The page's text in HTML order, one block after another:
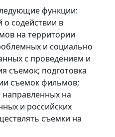
функции:
содействии в
на территории
и социально
с проведением и
съемок; подготовка
съемок фильмов;
на
и российских
съемки на